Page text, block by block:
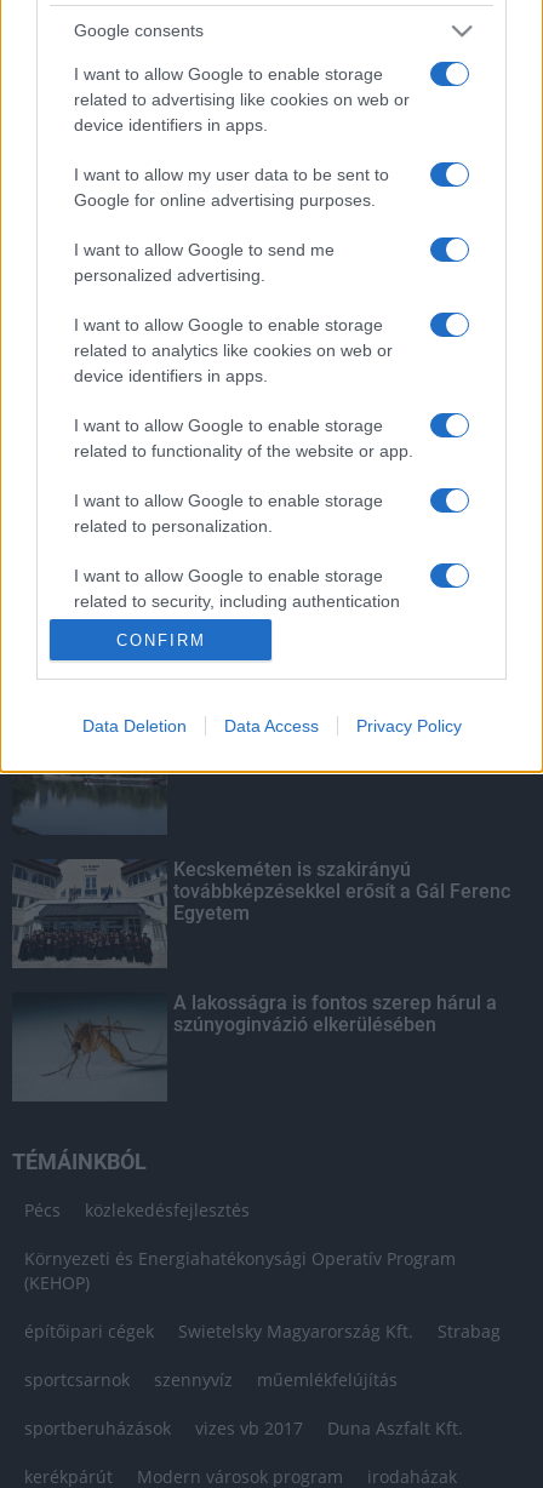
Google consents
I want to allow Google to enable storage
related to advertising like cookies on web or
device identifiers in apps.
I want to allow my user data to be sent to
Google for online advertising purposes.
I want to allow Google to send me
personalized advertising.
I want to allow Google to enable storage
related to analytics like cookies on web or
device identifiers in apps.
I want to allow Google to enable storage
related to functionality of the website or app.
I want to allow Google to enable storage
related to personalization.
I want to allow Google to enable storage
related to security, including authentication
functionality and fraud prevention, and other
user protection.
CONFIRM
Data Deletion Data Access Privacy Policy
HÍRDETÉS
LEGOLVASOTTABB
Szerdától rárajtolhatunk a jövő nyári
foci-Eb jegyeire
mentettek a sásdi tűzoltók
Mit lát és mit lát nem a VÉDA?
Megérkezett az eső a Duna
Kecskeméten is szakirányú
továbbképzésekkel erősít a Gál Ferenc
Egyetem
A lakosságra is fontos szerep hárul a
szúnyoginvázió elkerülésében
TÉMÁINKBÓL
Pécs közlekedésfejlesztés
Környezeti és Energiahatékonysági Operatív Program
(KEHOP)
építőipari cégek Swietelsky Magyarország Kft. Strabag
sportcsarnok szennyvíz műemlékfelújítás
sportberuházások vizes vb 2017 Duna Aszfalt Kft.
kerékpárút Modern városok program irodaházak